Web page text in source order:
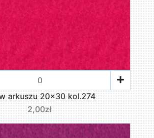
arkuszu 20x30 kol.274
2,00zł